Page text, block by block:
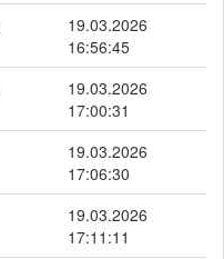
19.03.2026
16:56:45
19.03.2026
17:00:31
19.03.2026
17:06:30
19.03.2026
17:11:11